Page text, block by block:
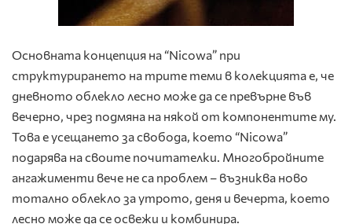
Основната концепция на “Nicowa” при
структурирането на трите теми в колекцията е, че
дневното облекло лесно може да се превърне във
вечерно, чрез подмяна на някой от компонентите му.
Това е усещането за свобода, което “Nicowa”
подарява на своите почитателки. Многобройните
ангажименти вече не са проблем – възниква ново
тотално облекло за утрото, деня и вечерта, което
лесно може да се освежи и комбинира.